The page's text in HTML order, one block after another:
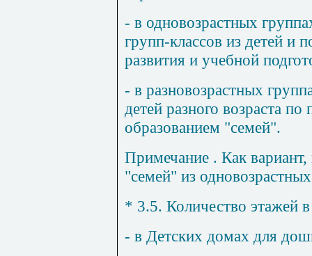
- в одновозрастных
групп-классов из детей и
развития и учебной
- в разновозрастных
детей разного возраста
образованием "семей".
Примечание . Как
"семей" из
* 3.5. Количество этажей
- в Детских домах для